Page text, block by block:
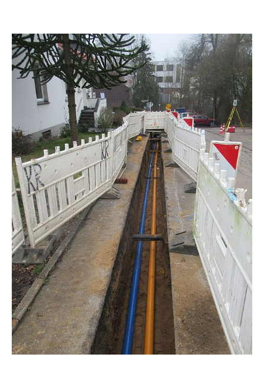
Google LLC
Statistik
Google Analytics
Anbieter:
Google LLC
Cookie Laufzeit:
2 Jahre
Google Tag Manager
Anbieter:
Google